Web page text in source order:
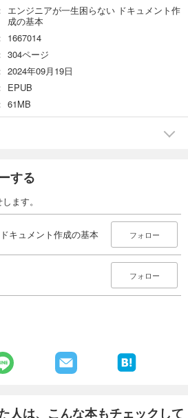
エンジニアが一生困らない ドキュメント作
成の基本
1667014
304ページ
2024年09月19日
EPUB
61MB
する
ます。
キュメント作成の基本 フォロー
フォロー
人は、こんな本もチェックして